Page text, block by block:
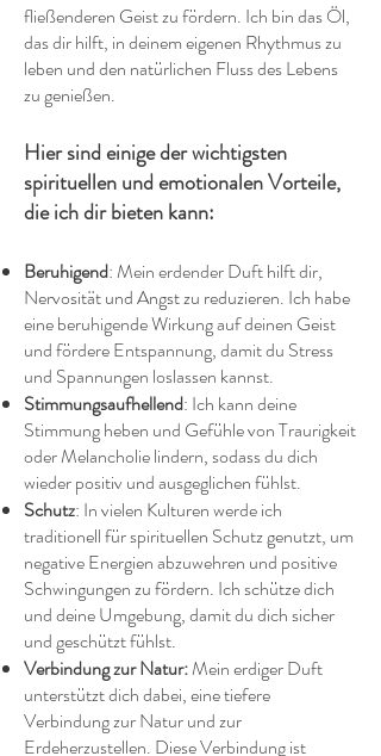
fließenderen Geist zu fördern. Ich bin das Öl,
das dir hilft, in deinem eigenen Rhythmus zu
leben und den natürlichen Fluss des Lebens
zu genießen.
Hier sind einige der wichtigsten
spirituellen und emotionalen Vorteile,
die ich dir bieten kann:
Beruhigend: Mein erdender Duft hilft dir,
Nervosität und Angst zu reduzieren. Ich habe
eine beruhigende Wirkung auf deinen Geist
und fördere Entspannung, damit du Stress
und Spannungen loslassen kannst.
Stimmungsaufhellend: Ich kann deine
Stimmung heben und Gefühle von Traurigkeit
oder Melancholie lindern, sodass du dich
wieder positiv und ausgeglichen fühlst.
Schutz: In vielen Kulturen werde ich
traditionell für spirituellen Schutz genutzt, um
negative Energien abzuwehren und positive
Schwingungen zu fördern. Ich schütze dich
und deine Umgebung, damit du dich sicher
und geschützt fühlst.
Verbindung zur Natur:Mein erdiger Duft
unterstützt dich dabei, eine tiefere
Verbindung zur Natur und zur
Erdeherzustellen. Diese Verbindung ist